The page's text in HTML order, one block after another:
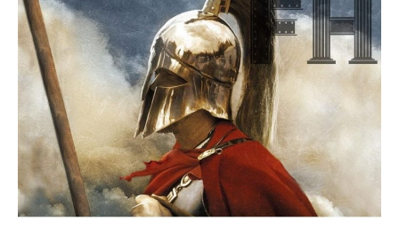
Enemigos
de
Esparta
–
Novela
Histórica
de
Sebastián
Roa